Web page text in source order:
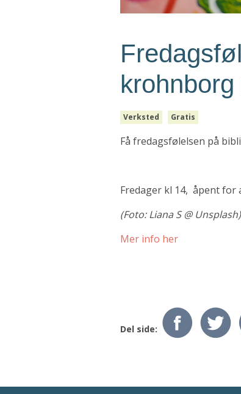
Verksted Gratis
Få fredagsfølelsen på
Fredager kl 14, åpent for
(Foto: Liana S @ Unsplash)
Mer info her
Del side: